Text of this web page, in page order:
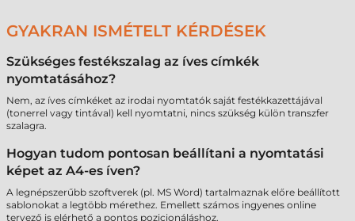
GYAKRAN ISMÉTELT KÉRDÉSEK
Szükséges festékszalag az íves címkék
nyomtatásához?
Nem, az íves címkéket az irodai nyomtatók saját festékkazettájával
(tonerrel vagy tintával) kell nyomtatni, nincs szükség külön transzfer
szalagra.
Hogyan tudom pontosan beállítani a nyomtatási
képet az A4-es íven?
A legnépszerűbb szoftverek (pl. MS Word) tartalmaznak előre beállított
sablonokat a legtöbb mérethez. Emellett számos ingyenes online
tervező is elérhető a pontos pozicionáláshoz.